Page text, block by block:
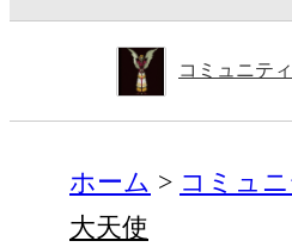
コミュニテ
ホーム コミュ
大天使